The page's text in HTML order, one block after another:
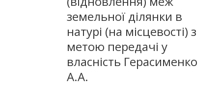
земельної ділянки в
натурі (на місцевості) з
метою передачі у
власність Герасименко
А.А.